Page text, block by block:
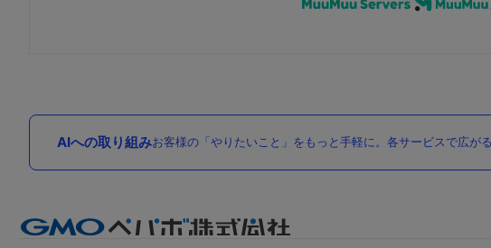
AIへの取り組みお客様の「やりたいこと」をもっと手軽に。各サービスで広が